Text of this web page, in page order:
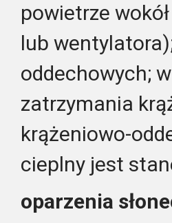
powietrze
lub
oddechowych;
zatrzymania
krążeniowo-
cieplny jest
oparzenia